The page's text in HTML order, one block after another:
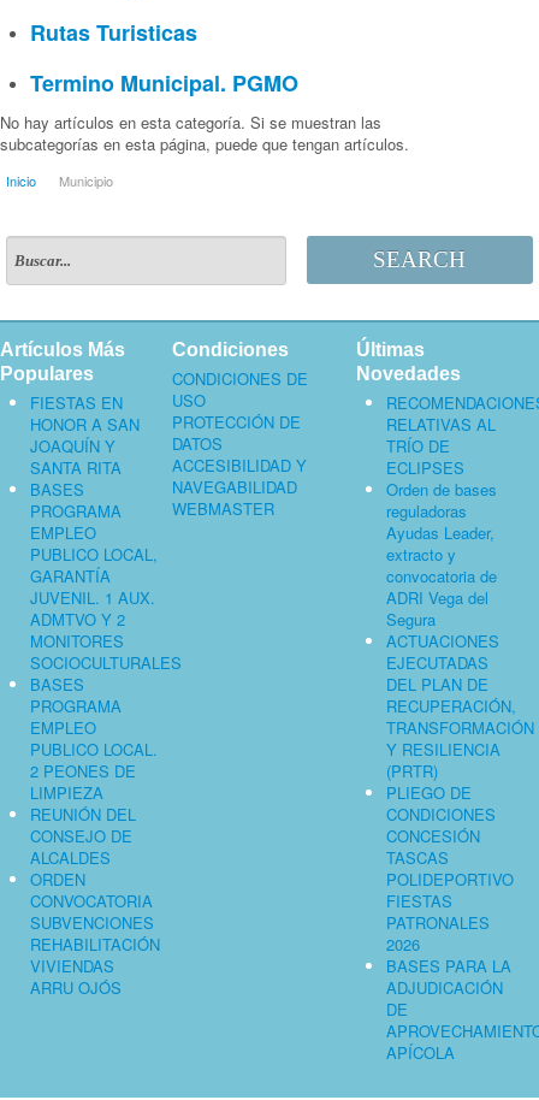
Rutas Turisticas
Termino Municipal. PGMO
No hay artículos en esta categoría. Si se muestran las
subcategorías en esta página, puede que tengan artículos.
Inicio Municipio
SEARCH
Artículos Más
Populares
FIESTAS EN
HONOR A SAN
JOAQUÍN Y
SANTA RITA
BASES
PROGRAMA
EMPLEO
PUBLICO LOCAL,
GARANTÍA
JUVENIL. 1 AUX.
ADMTVO Y 2
MONITORES
SOCIOCULTURALES
BASES
PROGRAMA
EMPLEO
PUBLICO LOCAL.
2 PEONES DE
LIMPIEZA
REUNIÓN DEL
CONSEJO DE
ALCALDES
ORDEN
CONVOCATORIA
SUBVENCIONES
REHABILITACIÓN
VIVIENDAS
ARRU OJÓS
Condiciones
CONDICIONES DE
USO
PROTECCIÓN DE
DATOS
ACCESIBILIDAD Y
NAVEGABILIDAD
WEBMASTER
Últimas
Novedades
RELATIVAS AL
TRÍO DE
ECLIPSES
Orden de bases
reguladoras
Ayudas Leader,
extracto y
convocatoria de
ADRI Vega del
Segura
ACTUACIONES
EJECUTADAS
DEL PLAN DE
RECUPERACIÓN,
TRANSFORMACIÓN
Y RESILIENCIA
(PRTR)
PLIEGO DE
CONDICIONES
CONCESIÓN
TASCAS
POLIDEPORTIVO
FIESTAS
PATRONALES
2026
BASES PARA LA
ADJUDICACIÓN
DE
APÍCOLA